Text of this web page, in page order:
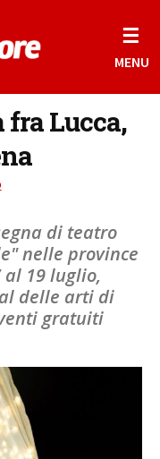
☰
MENU
Lucca,
di teatro
nelle province
al 19 luglio,
delle arti di
gratuiti